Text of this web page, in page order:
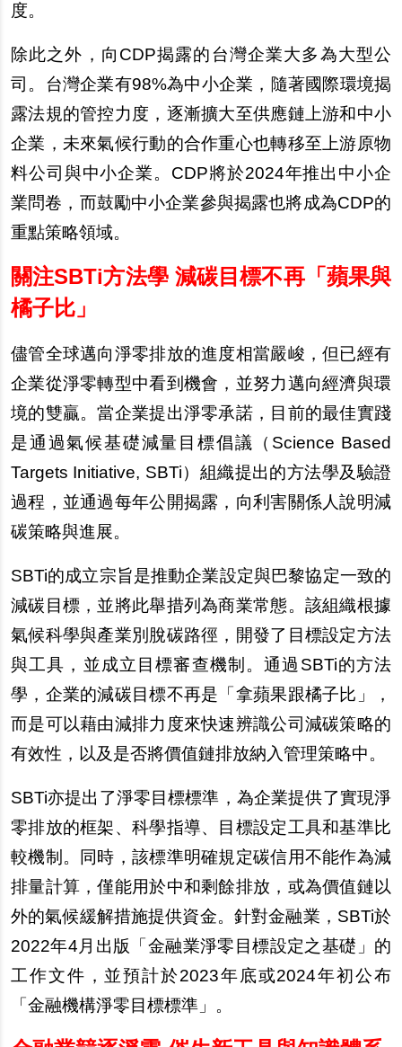
度。
除此之外，向CDP揭露的台灣企業大多為大型公
司。台灣企業有98%為中小企業，隨著國際環境揭
露法規的管控力度，逐漸擴大至供應鏈上游和中小
企業，未來氣候行動的合作重心也轉移至上游原物
料公司與中小企業。CDP將於2024年推出中小企
業問卷，而鼓勵中小企業參與揭露也將成為CDP的
重點策略領域。
關注SBTi方法學 減碳目標不再「蘋果與
橘子比」
儘管全球邁向淨零排放的進度相當嚴峻，但已經有
企業從淨零轉型中看到機會，並努力邁向經濟與環
境的雙贏。當企業提出淨零承諾，目前的最佳實踐
是通過氣候基礎減量目標倡議（Science Based
Targets Initiative, SBTi）組織提出的方法學及驗證
過程，並通過每年公開揭露，向利害關係人說明減
碳策略與進展。
SBTi的成立宗旨是推動企業設定與巴黎協定一致的
減碳目標，並將此舉措列為商業常態。該組織根據
氣候科學與產業別脫碳路徑，開發了目標設定方法
與工具，並成立目標審查機制。通過SBTi的方法
學，企業的減碳目標不再是「拿蘋果跟橘子比」，
而是可以藉由減排力度來快速辨識公司減碳策略的
有效性，以及是否將價值鏈排放納入管理策略中。
SBTi亦提出了淨零目標標準，為企業提供了實現淨
零排放的框架、科學指導、目標設定工具和基準比
較機制。同時，該標準明確規定碳信用不能作為減
排量計算，僅能用於中和剩餘排放，或為價值鏈以
外的氣候緩解措施提供資金。針對金融業，SBTi於
2022年4月出版「金融業淨零目標設定之基礎」的
工作文件，並預計於2023年底或2024年初公布
「金融機構淨零目標標準」。